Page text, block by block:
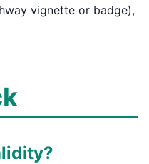
vignette or badge),